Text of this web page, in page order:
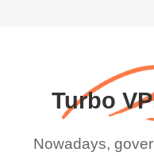
Turbo
Nowadays,